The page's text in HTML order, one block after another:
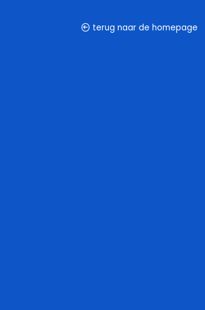
terug naar de homepage